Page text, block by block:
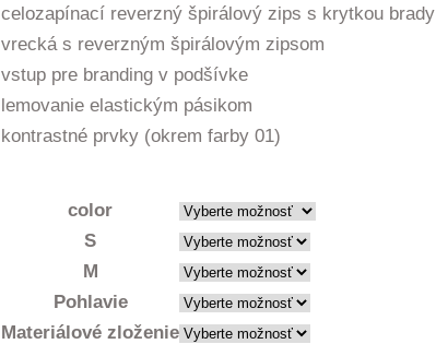
celozapínací reverzný špirálový zips s krytkou brady
vrecká s reverzným špirálovým zipsom
vstup pre branding v podšívke
lemovanie elastickým pásikom
kontrastné prvky (okrem farby 01)
color
S
M
Pohlavie
Materiálové zloženie